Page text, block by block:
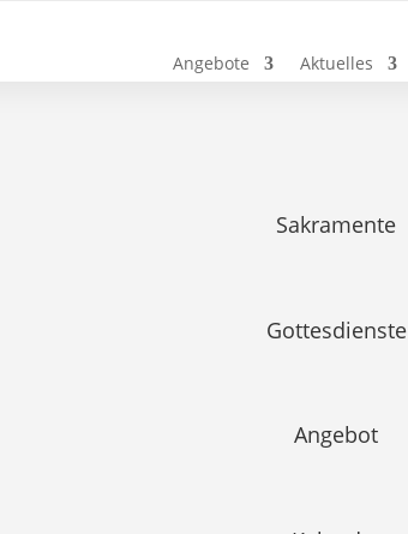
Angebote Aktuelles
Sakramente
Gottesdienste
Angebot